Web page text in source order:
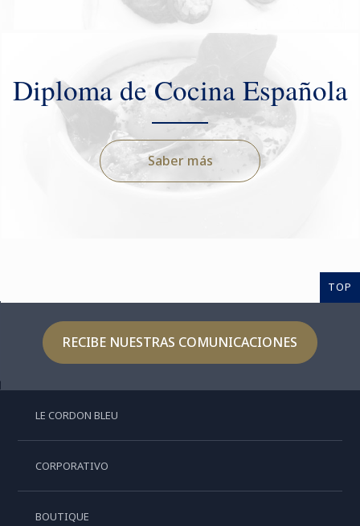
Diploma de Cocina Española
Saber más
TOP
RECIBE NUESTRAS COMUNICACIONES
LE CORDON BLEU
CORPORATIVO
BOUTIQUE